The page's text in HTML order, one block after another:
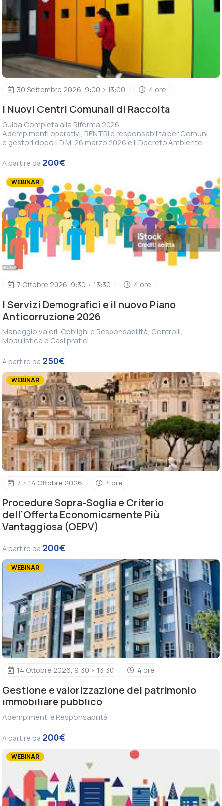
30 Settembre 2026, 9:00 > 13:00 4 ore
I Nuovi Centri Comunali di Raccolta
Guida Completa alla Riforma 2026
Adempimenti operativi, RENTRI e responsabilità per Comuni
e gestori dopo il D.M. 26 marzo 2026 e il Decreto Ambiente
A partire da 200€
WEBINAR
7 Ottobre 2026, 9:30 > 13:30 4 ore
I Servizi Demografici e il nuovo Piano
Anticorruzione 2026
Maneggio valori, Obblighi e Responsabilità, Controlli,
Modulistica e Casi pratici
A partire da 250€
WEBINAR
7 > 14 Ottobre 2026 4 ore
Procedure Sopra-Soglia e Criterio
dell’Offerta Economicamente Più
Vantaggiosa (OEPV)
A partire da 200€
WEBINAR
14 Ottobre 2026, 9:30 > 13:30 4 ore
Gestione e valorizzazione del patrimonio
immobiliare pubblico
Adempimenti e Responsabilità
A partire da 200€
WEBINAR